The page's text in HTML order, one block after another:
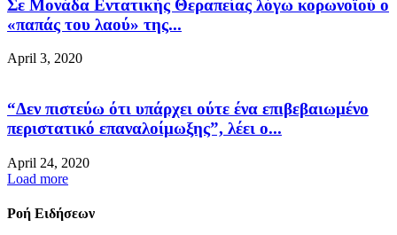
Σε Μονάδα Εντατικής Θεραπείας λόγω κορωνοϊού ο
«παπάς του λαού» της...
April 3, 2020
“Δεν πιστεύω ότι υπάρχει ούτε ένα επιβεβαιωμένο
περιστατικό επαναλοίμωξης”, λέει ο...
April 24, 2020
Load more
Ροή Ειδήσεων